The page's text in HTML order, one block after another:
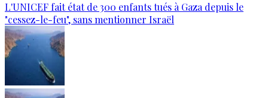
L'UNICEF fait état de 300 enfants tués à Gaza depuis le
"cessez-le-feu", sans mentionner Israël